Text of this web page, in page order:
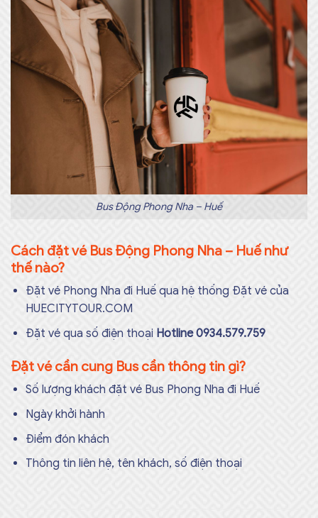
Bus Động Phong Nha – Huế
Cách đặt vé Bus Động Phong Nha – Huế như
thế nào?
Đặt vé Phong Nha đi Huế qua hệ thống Đặt vé của
HUECITYTOUR.COM
Đặt vé qua số điện thoại Hotline 0934.579.759
Đặt vé cần cung Bus cần thông tin gì?
Số lượng khách đặt vé Bus Phong Nha đi Huế
Ngày khởi hành
Điểm đón khách
Thông tin liên hệ, tên khách, số điện thoại